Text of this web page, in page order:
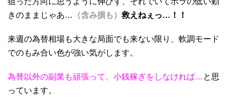
きのままじゃあ…
（含み損も）救えねぇっ…！！
来週の為替相場も大きな局面でも来ない限り、軟調モード
でのもみ合い色が強い気がします。
為替以外の副業も頑張って、小銭稼ぎをしなければ… と思
っています。